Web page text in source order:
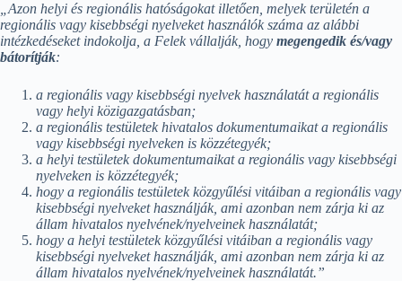
Azon helyi és regionális hatóságokat illetően, melyek területén a
regionális vagy kisebbségi nyelveket használók száma az alábbi
intézkedéseket indokolja, a Felek vállalják, hogy megengedik és/vagy
bátorítják:
a regionális vagy kisebbségi nyelvek használatát a regionális
vagy helyi közigazgatásban;
a regionális testületek hivatalos dokumentumaikat a regionális
vagy kisebbségi nyelveken is közzétegyék;
a helyi testületek dokumentumaikat a regionális vagy kisebbségi
nyelveken is közzétegyék;
hogy a regionális testületek közgyűlési vitáiban a regionális vagy
kisebbségi nyelveket használják, ami azonban nem zárja ki az
állam hivatalos nyelvének/nyelveinek használatát;
hogy a helyi testületek közgyűlési vitáiban a regionális vagy
kisebbségi nyelveket használják, ami azonban nem zárja ki az
állam hivatalos nyelvének/nyelveinek használatát.”